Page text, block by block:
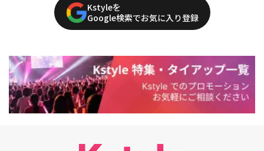
Kstyleを
Google検索でお気に入り登録